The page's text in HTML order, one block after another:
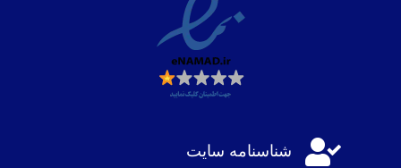
 شناسنامه سایت